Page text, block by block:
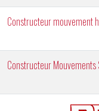
Constructeur mouvement
Constructeur Mouvements